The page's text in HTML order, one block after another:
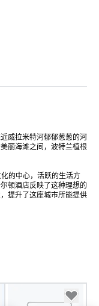
威拉米特河郁郁葱葱的河
丽海滩之间，波特兰植根
的中心，活跃的生活方
顿酒店反映了这种理想的
提升了这座城市所能提供